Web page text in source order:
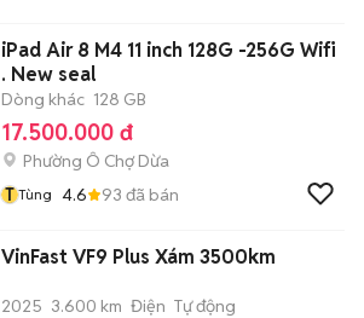
iPad Air 8 M4 11 inch 128G -256G Wifi
. New seal
Dòng khác 128 GB
17.500.000 đ
Phường Ô Chợ Dừa
T Tùng 4.6 93 đã bán
VinFast VF9 Plus Xám 3500km
2025 3.600 km Điện Tự động